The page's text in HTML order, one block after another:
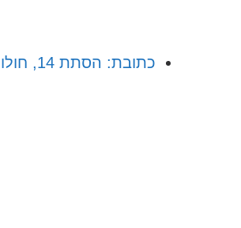
כתובת: הסתת 14, חולון